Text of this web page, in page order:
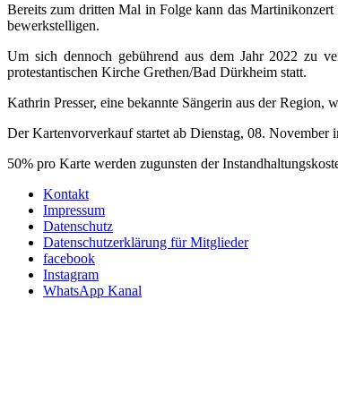
Bereits zum dritten Mal in Folge kann das
bewerkstelligen.
Um sich dennoch gebührend aus dem Jahr 2022 zu
protestantischen Kirche Grethen/Bad Dürkheim statt.
Kathrin Presser, eine bekannte Sängerin aus der Region,
Der Kartenvorverkauf startet ab Dienstag, 08.
50% pro Karte werden zugunsten der
Kontakt
Impressum
Datenschutz
Datenschutzerklärung für Mitglieder
facebook
Instagram
WhatsApp Kanal